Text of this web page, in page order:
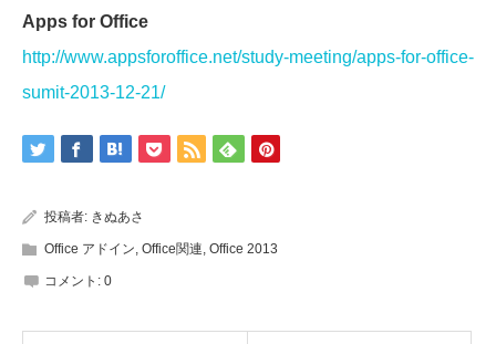
Apps for Office
http://www.appsforoffice.net/study-meeting/apps-for-office-
sumit-2013-12-21/
投稿者: きぬあさ
Office アドイン, Office関連, Office 2013
コメント: 0